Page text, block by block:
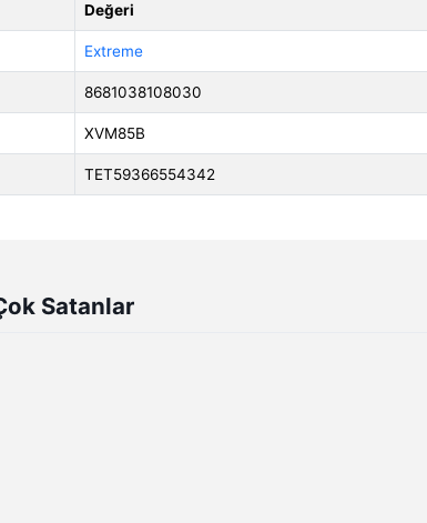
Değeri
Extreme
8681038108030
XVM85B
TET59366554342
Satanlar